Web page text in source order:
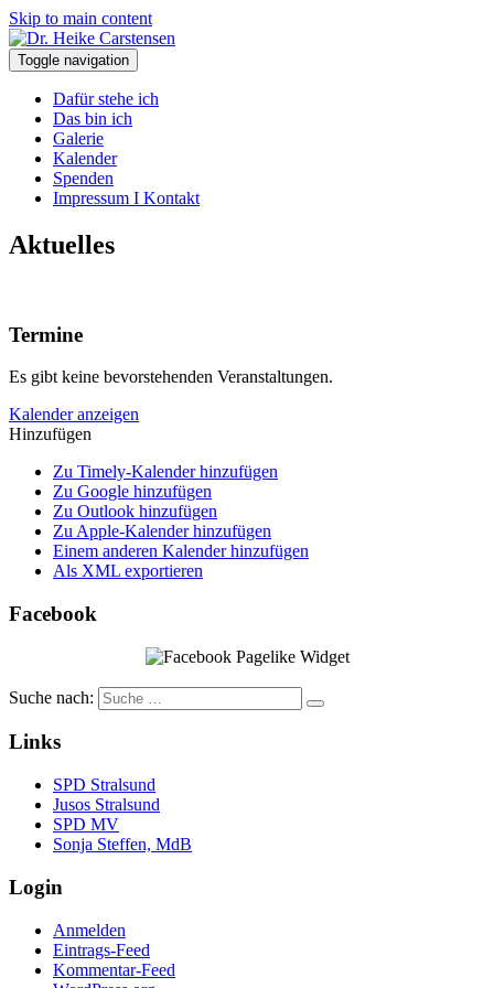
Skip to main content
Toggle navigation
Dafür stehe ich
Das bin ich
Galerie
Kalender
Spenden
Impressum I Kontakt
Aktuelles
Termine
Es gibt keine bevorstehenden Veranstaltungen.
Kalender anzeigen
Hinzufügen
Zu Timely-Kalender hinzufügen
Zu Google hinzufügen
Zu Outlook hinzufügen
Zu Apple-Kalender hinzufügen
Einem anderen Kalender hinzufügen
Als XML exportieren
Facebook
Suche nach:
Links
SPD Stralsund
Jusos Stralsund
SPD MV
Sonja Steffen, MdB
Login
Anmelden
Eintrags-Feed
Kommentar-Feed